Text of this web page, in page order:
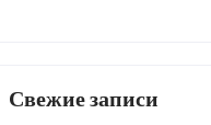
Свежие записи